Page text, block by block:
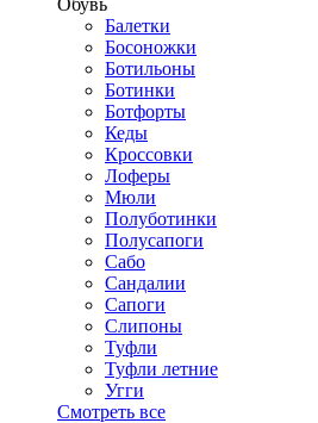
Обувь
Балетки
Босоножки
Ботильоны
Ботинки
Ботфорты
Кеды
Кроссовки
Лоферы
Мюли
Полуботинки
Полусапоги
Сабо
Сандалии
Сапоги
Слипоны
Туфли
Туфли летние
Угги
Смотреть все